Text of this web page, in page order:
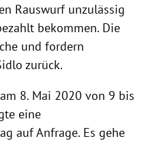
Rauswurf unzulässig
bekommen. Die
und fordern
zurück.
8. Mai 2020 von 9 bis
eine
auf Anfrage. Es gehe